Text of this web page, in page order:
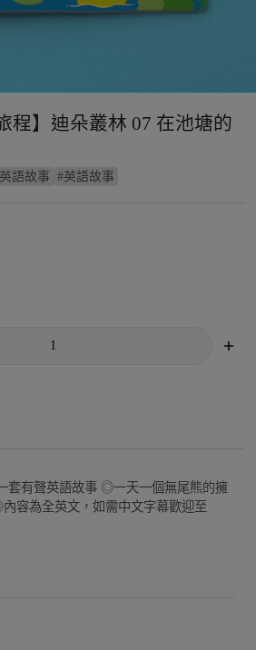
程】迪朵叢林 07 在池塘的
語故事 #英語故事
有聲英語故事 ◎一天一個無尾熊的擁
容為全英文，如需中文字幕歡迎至